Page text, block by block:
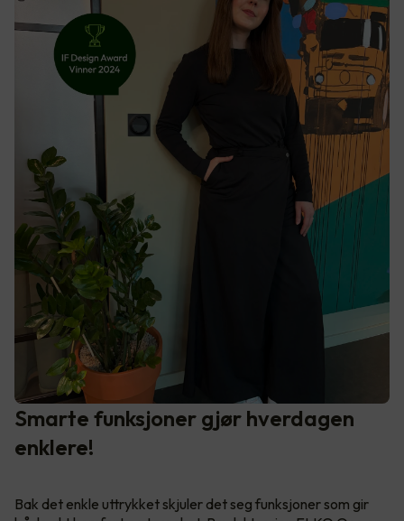
Smarte funksjoner gjør hverdagen
enklere!
Bak det enkle uttrykket skjuler det seg funksjoner som gir